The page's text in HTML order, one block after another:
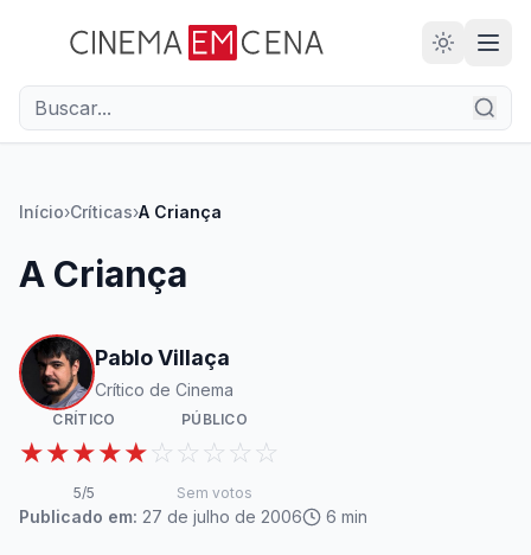
28
ANOS
Início›Críticas›A Criança
A Criança
Pablo Villaça
Crítico de Cinema
CRÍTICO
★★★★★
5/5
PÚBLICO
☆☆☆☆☆
Sem votos
Publicado em: 27 de julho de 2006 6 min